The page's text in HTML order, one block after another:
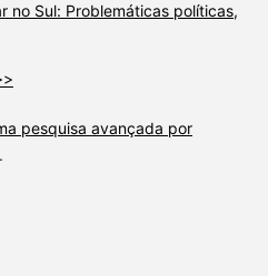
no Sul: Problemáticas políticas,
pesquisa avançada por